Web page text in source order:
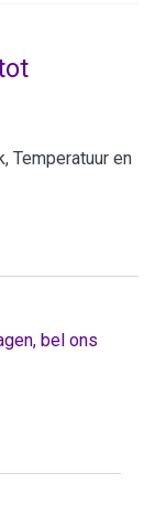
Temperatuur en
bel ons